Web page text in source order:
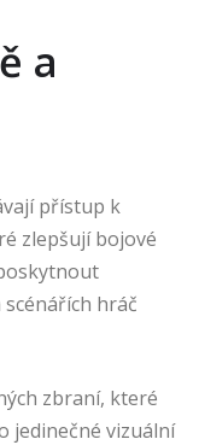
a
přístup k
zlepšují bojové
hráč
zbraní, které
jedinečné vizuální